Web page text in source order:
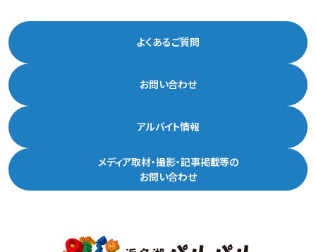
よくあるご質問
お問い合わせ
アルバイト情報
メディア取材・撮影・記事掲載等の
お問い合わせ